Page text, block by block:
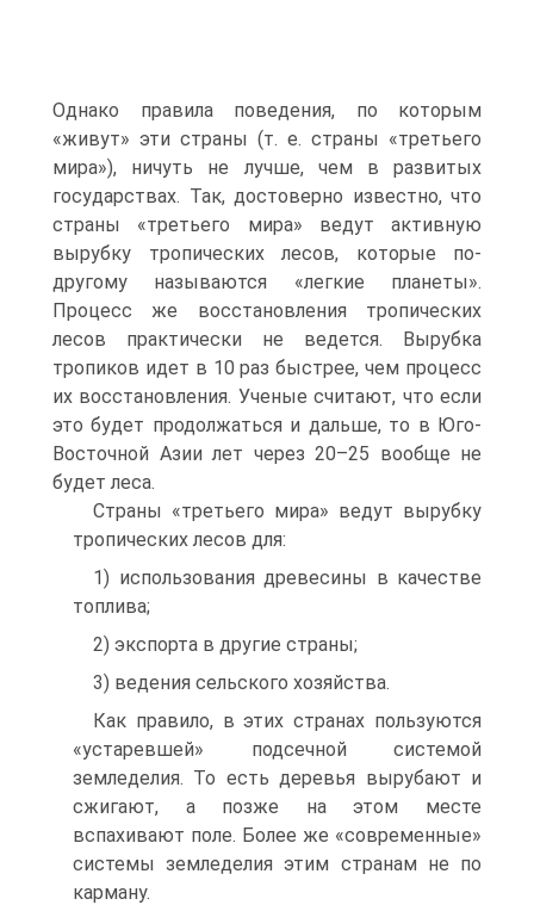
Однако правила поведения, по которым
«живут» эти страны (т. е. страны «третьего
мира»), ничуть не лучше, чем в развитых
государствах. Так, достоверно известно, что
страны «третьего мира» ведут активную
вырубку тропических лесов, которые по-
другому называются «легкие планеты».
Процесс же восстановления тропических
лесов практически не ведется. Вырубка
тропиков идет в 10 раз быстрее, чем процесс
их восстановления. Ученые считают, что если
это будет продолжаться и дальше, то в Юго-
Восточной Азии лет через 20–25 вообще не
будет леса.
Страны «третьего мира» ведут вырубку
тропических лесов для:
1) использования древесины в качестве
топлива;
2) экспорта в другие страны;
3) ведения сельского хозяйства.
Как правило, в этих странах пользуются
«устаревшей» подсечной системой
земледелия. То есть деревья вырубают и
сжигают, а позже на этом месте
вспахивают поле. Более же «современные»
системы земледелия этим странам не по
карману.